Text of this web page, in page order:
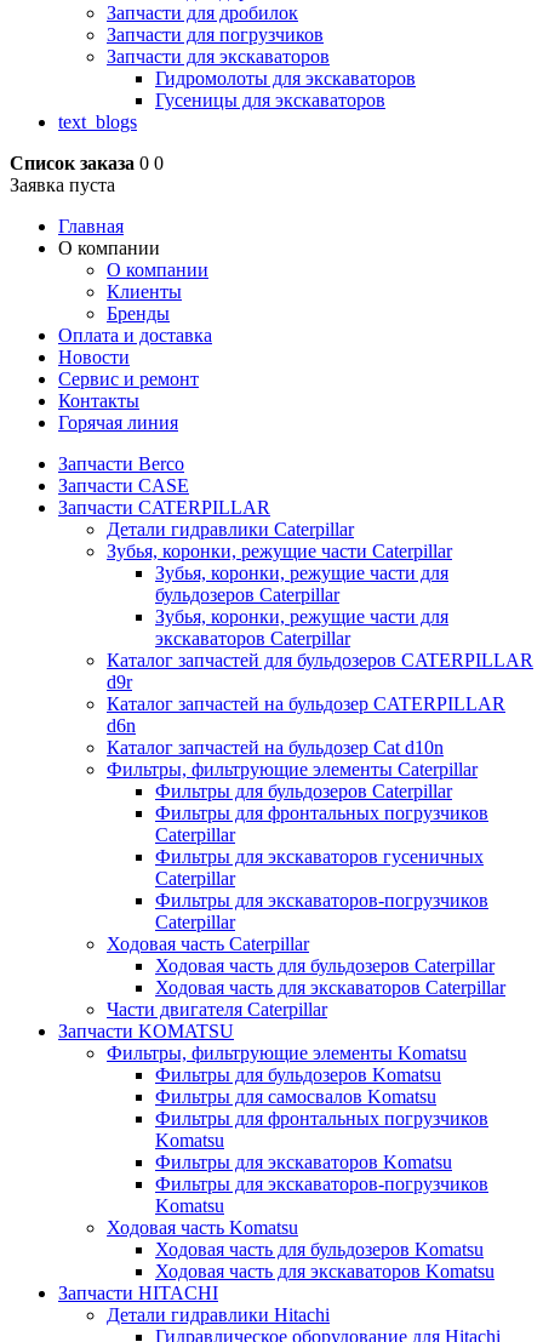
Запчасти для дробилок
Запчасти для погрузчиков
Запчасти для экскаваторов
Гидромолоты для экскаваторов
Гусеницы для экскаваторов
text_blogs
Список заказа 0 0
Заявка пуста
Главная
О компании
О компании
Клиенты
Бренды
Оплата и доставка
Новости
Сервис и ремонт
Контакты
Горячая линия
Запчасти Berco
Запчасти CASE
Запчасти CATERPILLAR
Детали гидравлики Caterpillar
Зубья, коронки, режущие части Caterpillar
Зубья, коронки, режущие части для
бульдозеров Caterpillar
Зубья, коронки, режущие части для
экскаваторов Caterpillar
Каталог запчастей для бульдозеров CATERPILLAR
d9r
Каталог запчастей на бульдозер CATERPILLAR
d6n
Каталог запчастей на бульдозер Сat d10n
Фильтры, фильтрующие элементы Caterpillar
Фильтры для бульдозеров Caterpillar
Фильтры для фронтальных погрузчиков
Caterpillar
Фильтры для экскаваторов гусеничных
Caterpillar
Фильтры для экскаваторов-погрузчиков
Caterpillar
Ходовая часть Caterpillar
Ходовая часть для бульдозеров Caterpillar
Ходовая часть для экскаваторов Caterpillar
Части двигателя Caterpillar
Запчасти KOMATSU
Фильтры, фильтрующие элементы Komatsu
Фильтры для бульдозеров Komatsu
Фильтры для самосвалов Komatsu
Фильтры для фронтальных погрузчиков
Komatsu
Фильтры для экскаваторов Komatsu
Фильтры для экскаваторов-погрузчиков
Komatsu
Ходовая часть Komatsu
Ходовая часть для бульдозеров Komatsu
Ходовая часть для экскаваторов Komatsu
Запчасти HITACHI
Детали гидравлики Hitachi
Гидравлическое оборудование для Hitachi